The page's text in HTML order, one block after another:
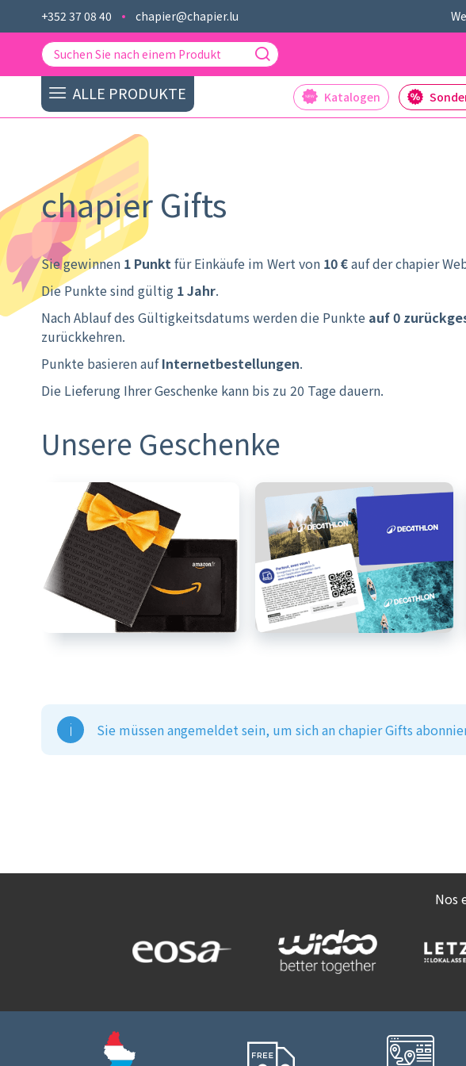
+352 37 08 40 chapier@chapier.lu
ALLE PRODUKTE Katalogen
chapier Gifts
Sie gewinnen 1 Punktfür Einkäufe im Wert von 10 €auf der chapier
Die Punkte sind gültig 1 Jahr.
Nach Ablauf des Gültigkeitsdatums werden die Punkte auf 0
zurückkehren.
Punkte basieren aufInternetbestellungen.
Die Lieferung Ihrer Geschenke kann bis zu 20 Tage dauern.
Unsere Geschenke
Sie müssen angemeldet sein, um sich an chapier Gifts
Nos